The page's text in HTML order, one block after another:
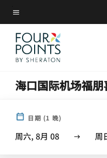
Skip
to
main
content
菜单文本
海口国际机场福
日期 (1 晚)
周六, 8月 08 周